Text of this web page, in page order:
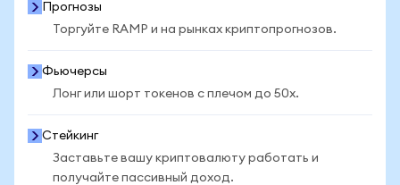
Прогнозы
Торгуйте RAMP и на рынках криптопрогнозов.
Фьючерсы
Лонг или шорт токенов с плечом до 50x.
Стейкинг
Заставьте вашу криптовалюту работать и
получайте пассивный доход.